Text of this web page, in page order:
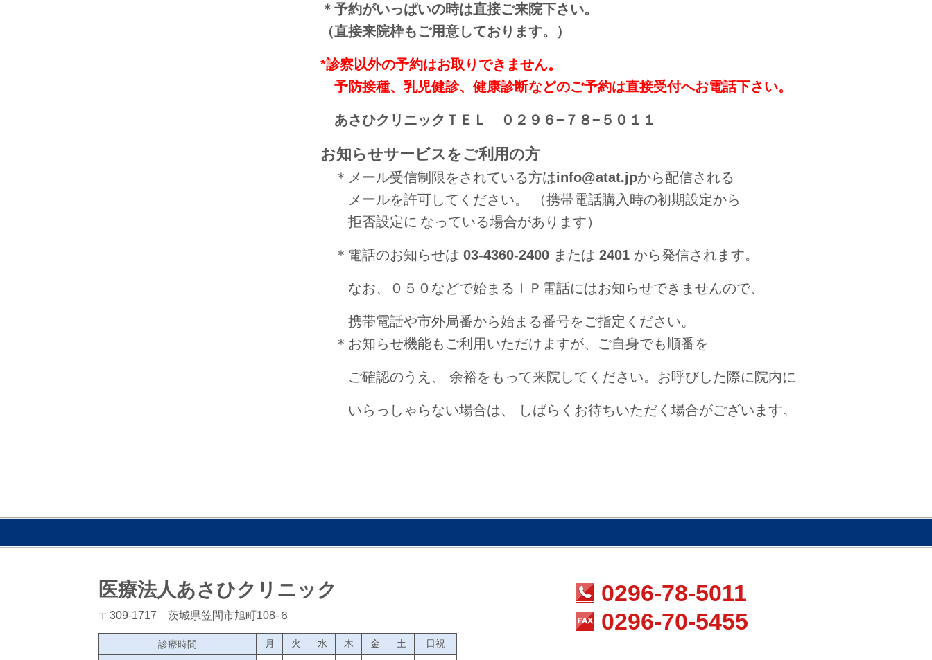
＊予約がいっぱいの時は直接ご来院下さい。
（直接来院枠もご用意しております。）
*診察以外の予約はお取りできません。
予防接種、乳児健診、健康診断などのご予約は直接受付へお電話下さい。
あさひクリニックＴＥＬ ０２９６−７８−５０１１
お知らせサービスをご利用の方
＊メール受信制限をされている方はinfo@atat.jpから配信される
メールを許可してください。
（携帯電話購入時の初期設定から
拒否設定に なっている場合があります）
＊電話のお知らせは 03-4360-2400 または 2401 から発信されます。
なお、０５０などで始まるＩＰ電話にはお知らせできませんので、
携帯電話や市外局番から始まる番号をご指定ください。
＊お知らせ機能もご利用いただけますが、ご自身でも順番を
ご確認のうえ、 余裕をもって来院してください。お呼びした際に院内に
いらっしゃらない場合は、 しばらくお待ちいただく場合がございます。
医療法人あさひクリニック
〒309-1717 茨城県笠間市旭町108-６
診療時間 月 火 水 木 金 土
日祝
0296-78-5011
0296-70-5455